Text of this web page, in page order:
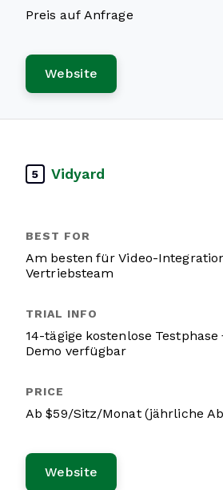
Preis auf Anfrage
Website
5 Vidyard
Am besten für Video-
Vertriebsteam
14-tägige kostenlose Testphase
Demo verfügbar
Ab $59/Sitz/Monat (jährliche
Website